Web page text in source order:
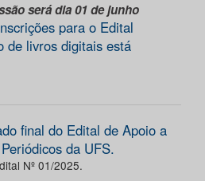
será dia 01 de junho
para o Edital
de livros digitais está
final do Edital de Apoio a
da UFS.
Nº 01/2025.